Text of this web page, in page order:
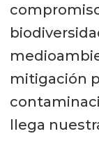
mitigación
llega